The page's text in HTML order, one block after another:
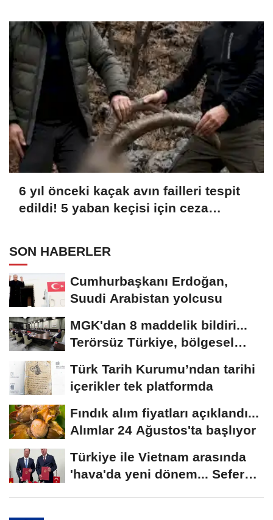
6 yıl önceki kaçak avın failleri tespit
edildi! 5 yaban keçisi için ceza
SON HABERLER
Cumhurbaşkanı Erdoğan,
Suudi Arabistan yolcusu
MGK'dan 8 maddelik bildiri...
Terörsüz Türkiye, bölgesel
Türk Tarih Kurumu’ndan tarihi
içerikler tek platformda
Fındık alım fiyatları açıklandı...
Alımlar 24 Ağustos'ta başlıyor
Türkiye ile Vietnam arasında
'hava'da yeni dönem... Sefer